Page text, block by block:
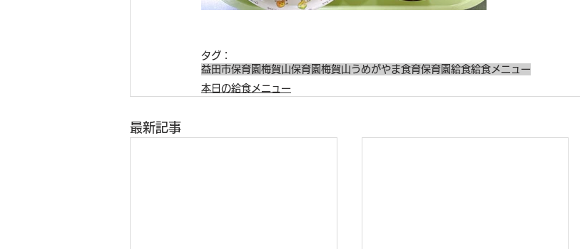
タグ：
益田市保育園 梅賀山保育園 梅賀山うめがやま食育保育園給食給食メニュー
本日の給食メニュー
最新記事